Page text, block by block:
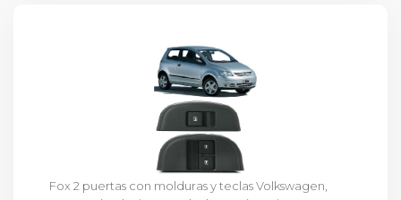
Fox 2 puertas con molduras y teclas Volkswagen,